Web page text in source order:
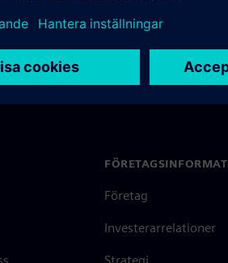
Företag
Investerarrelationer